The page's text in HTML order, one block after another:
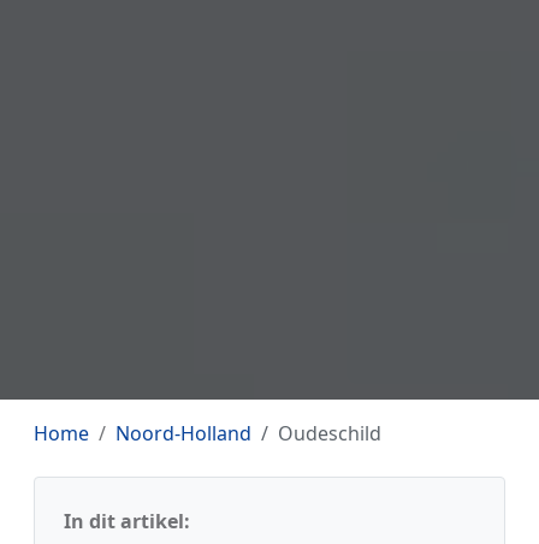
Home Noord-Holland Oudeschild
In dit artikel: